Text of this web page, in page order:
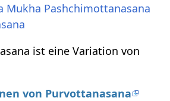
Mukha Pashchimottanasana
ist eine Variation von
von Purvottanasana